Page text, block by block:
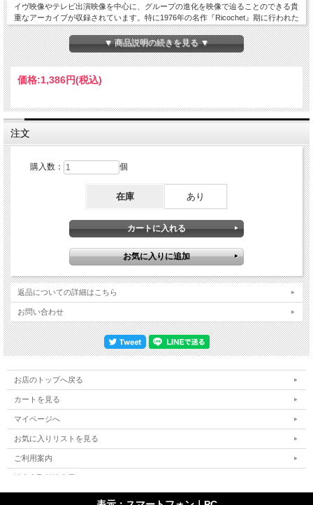
イヴ映像やテレビ出演映像を中心に、グループの進化を映像で辿ることのできる貴
重なアーカイブが収録されています。特に1976年の名作『Ricochet』期に行われた
英国コヴェントリー大聖堂での歴史的パフォーマンス映像は大きな見どころ。当時
としては革新的だった巨大シンセサイザー群と幻想的な照明演出が織りなす、まさ
にタンジェリン・ドリームならではの異次元空間を体感することができます。さら
に1980年代以降のライヴ映像や、オーケストラとの共演映像、ポーランド公演の
映像資料なども収録。シーケンサー・ミュージックの発展過程を視覚的に追体験で
きる内容となっています。クラウス・シュルツェ、ブライアン・イーノ、ジャン＝
音楽にも絶大な影響を与えたタンジェリン・ドリーム。本作はその革新的なサウン
ドとヴィジュアル世界を映像で堪能できる貴重なコレクションです。幻想的で宇宙
的な電子音楽の世界を愛するファン、プログレッシヴ・ロック愛好家、そして電子
音楽史に興味を持つすべてのリスナーにお薦めの映像アーカイブです。Two Bunch
Orchestra（White Eagle）フォト・スライドショー（35枚収録）収録時間：約100
▼ 商品説明の続きを見る ▼
価格:1,386円(税込)
注文
購入数： 個
在庫 あり
返品についての詳細はこちら
お問い合わせ
お店のトップへ戻る
カートを見る
マイページへ
お気に入りリストを見る
ご利用案内
特定商取引法表示